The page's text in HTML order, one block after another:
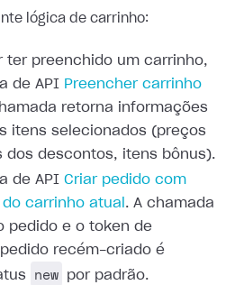
lógica de carrinho:
ter preenchido um carrinho,
de API Preencher carrinho
retorna informações
itens selecionados (preços
dos descontos, itens bônus).
de API Criar pedido com
carrinho atual . A chamada
pedido e o token de
recém-criado é
new por padrão.